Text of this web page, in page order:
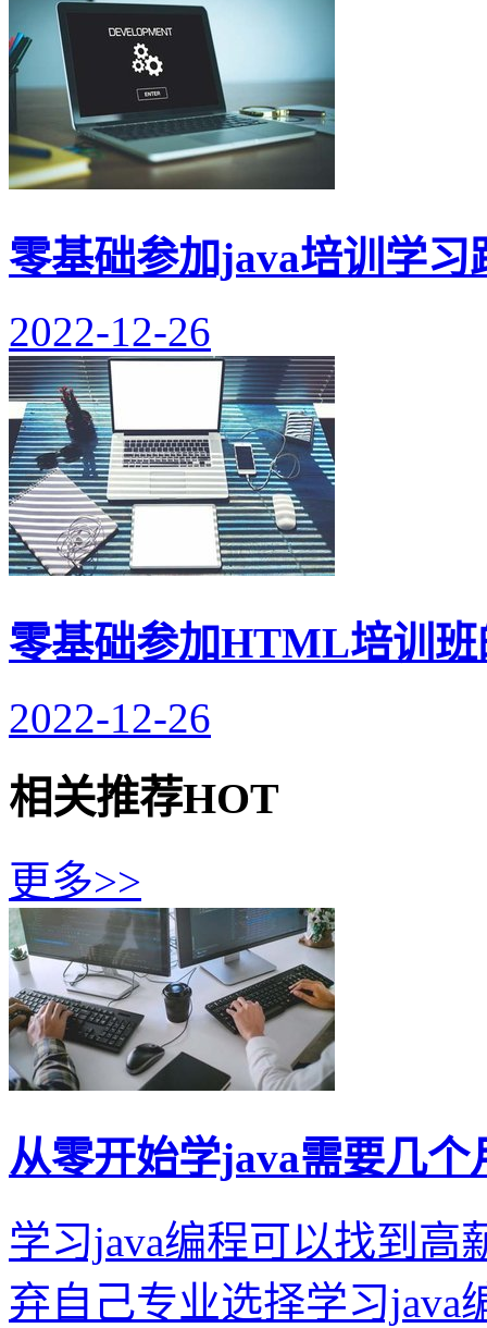
零基础参加java培训学习
2022-12-26
零基础参加HTML培训班
2022-12-26
相关推荐HOT
更多>>
从零开始学java需要几个
学习java编程可以找到高
弃自己专业选择学习java